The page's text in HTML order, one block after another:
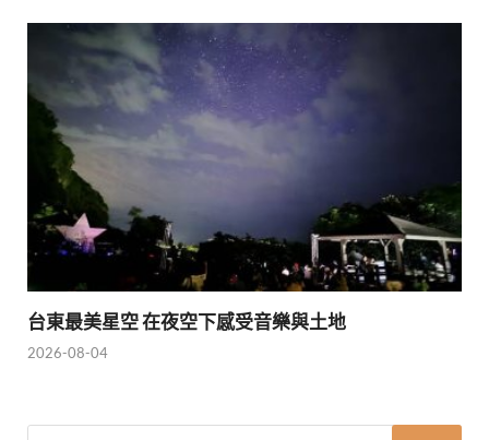
台東最美星空 在夜空下感受音樂與土地
2026-08-04